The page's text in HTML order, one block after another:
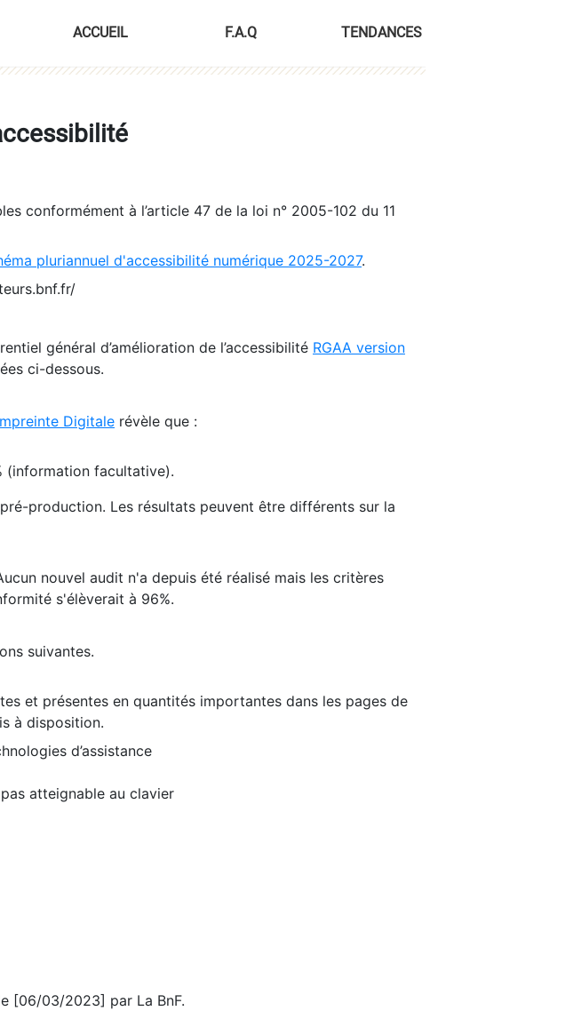
ACCUEIL F.A.Q TENDANCES
conformément à l’article 47 de la loi n° 2005-102 du 11
pluriannuel d'accessibilité numérique 2025-2027.
général d’amélioration de l’accessibilité RGAA version
ci-dessous.
Digitale révèle que :
(information facultative).
production. Les résultats peuvent être différents sur la
nouvel audit n'a depuis été réalisé mais les critères
s'élèverait à 96%.
suivantes.
et présentes en quantités importantes dans les pages de
à disposition.
d’assistance
atteignable au clavier
[06/03/2023] par La BnF.